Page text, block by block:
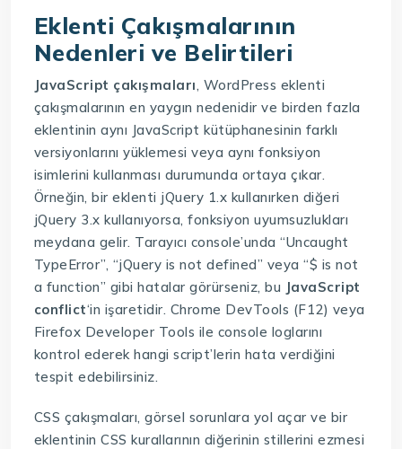
Eklenti Çakışmalarının
Nedenleri ve Belirtileri
JavaScript çakışmaları, WordPress eklenti
çakışmalarının en yaygın nedenidir ve birden fazla
eklentinin aynı JavaScript kütüphanesinin farklı
versiyonlarını yüklemesi veya aynı fonksiyon
isimlerini kullanması durumunda ortaya çıkar.
Örneğin, bir eklenti jQuery 1.x kullanırken diğeri
jQuery 3.x kullanıyorsa, fonksiyon uyumsuzlukları
meydana gelir. Tarayıcı console’unda “Uncaught
TypeError”, “jQuery is not defined” veya “$ is not
a function” gibi hatalar görürseniz, bu JavaScript
conflict‘in işaretidir. Chrome DevTools (F12) veya
Firefox Developer Tools ile console loglarını
kontrol ederek hangi script’lerin hata verdiğini
tespit edebilirsiniz.
CSS çakışmaları, görsel sorunlara yol açar ve bir
eklentinin CSS kurallarının diğerinin stillerini ezmesi